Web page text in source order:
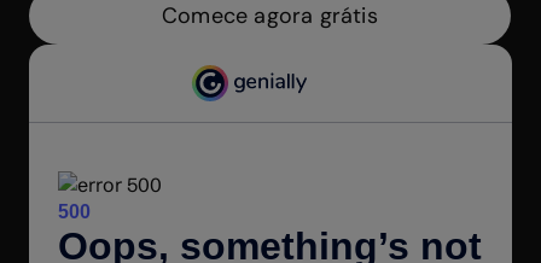
Comece agora grátis